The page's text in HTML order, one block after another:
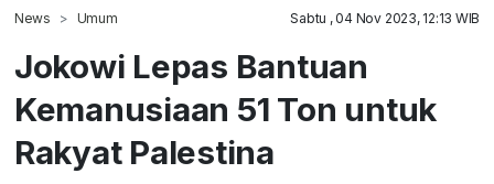
News Umum Sabtu , 04 Nov 2023, 12:13 WIB
Jokowi Lepas Bantuan
Kemanusiaan 51 Ton untuk
Rakyat Palestina